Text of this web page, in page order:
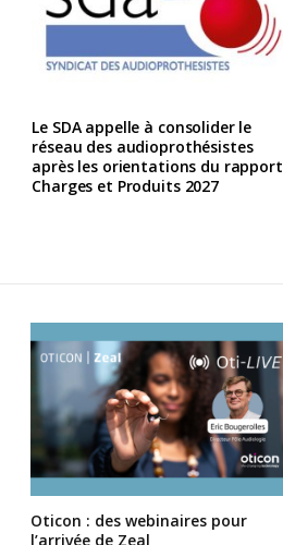
Le SDA appelle à consolider le
réseau des audioprothésistes
après les orientations du rapport
Charges et Produits 2027
Oticon : des webinaires pour
l’arrivée de Zeal